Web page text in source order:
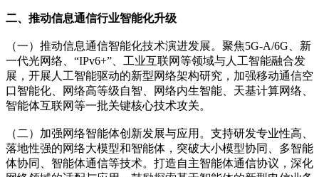
二、推动信息通信行业智能化升级
（一）推动信息通信智能化技术演进发展。聚焦5G-A/6G、新
一代光网络、“IPv6+”、工业互联网等领域与人工智能融合发
展，开展人工智能驱动的新型网络架构研究，加强移动通信空
口智能化、网络高等级自智、网络内生智能、天基计算网络、
智能体互联网等一批关键核心技术攻关。
（二）加强网络智能体创新发展与应用。支持研发专业性高、
落地性强的网络大模型和智能体，突破大小模型协同、多智能
体协同、智能体通信等技术。打造自主智能体通信协议，深化